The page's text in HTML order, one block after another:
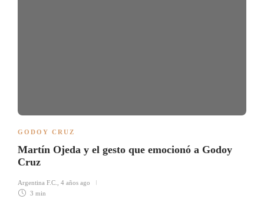
GODOY CRUZ
Martín Ojeda y el gesto que emocionó a Godoy
Cruz
Argentina F.C.
4 años ago
3 min